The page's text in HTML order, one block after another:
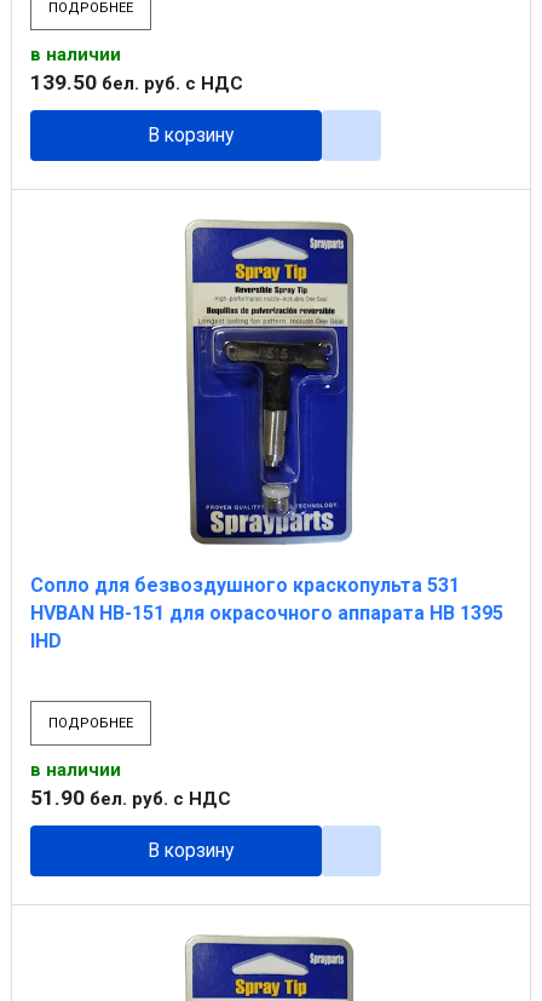
ПОДРОБНЕЕ
в наличии
139.50 бел. руб. с НДС
В корзину
Сопло для безвоздушного краскопульта 531
HVBAN HB-151 для окрасочного аппарата НВ 1395
IHD
ПОДРОБНЕЕ
в наличии
51 .90 бел. руб. с НДС
В корзину